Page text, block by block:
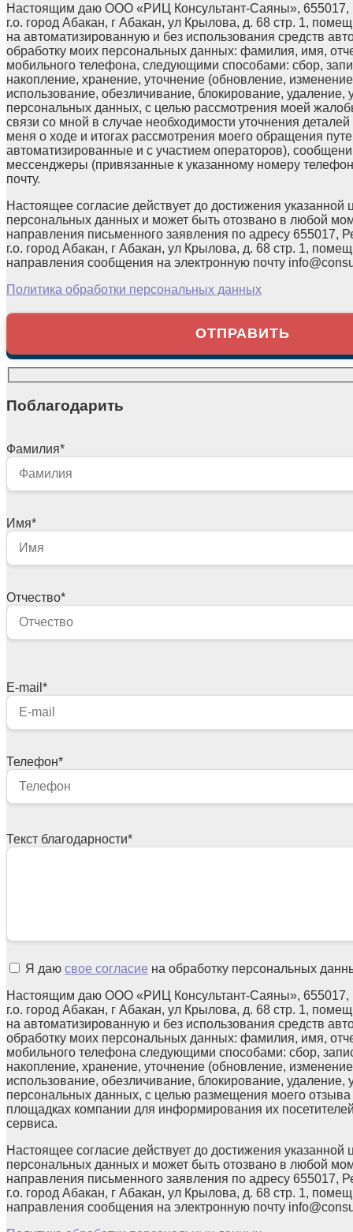
Настоящим даю ООО «РИЦ Консультант-Саяны», 655017,
г.о. город Абакан, г Абакан, ул Крылова, д. 68 стр. 1,
на автоматизированную и без использования средств
обработку моих персональных данных: фамилия, имя,
мобильного телефона, следующими способами: сбор,
накопление, хранение, уточнение (обновление,
использование, обезличивание, блокирование, удаление,
персональных данных, с целью рассмотрения моей
связи со мной в случае необходимости уточнения
меня о ходе и итогах рассмотрения моего обращения
автоматизированные и с участием операторов),
мессенджеры (привязанные к указанному номеру
почту.
Настоящее согласие действует до достижения указанной
персональных данных и может быть отозвано в любой
направления письменного заявления по адресу 655017,
г.о. город Абакан, г Абакан, ул Крылова, д. 68 стр. 1,
направления сообщения на электронную почту
Политика обработки персональных данных
Поблагодарить
Фамилия*
Имя*
Отчество*
E-mail *
Телефон*
Текст благодарности*
Я даю свое согласие на обработку персональных
Настоящим даю ООО «РИЦ Консультант-Саяны», 655017,
г.о. город Абакан, г Абакан, ул Крылова, д. 68 стр. 1,
на автоматизированную и без использования средств
обработку моих персональных данных: фамилия, имя,
мобильного телефона следующими способами: сбор,
накопление, хранение, уточнение (обновление,
использование, обезличивание, блокирование, удаление,
персональных данных, с целью размещения моего
площадках компании для информирования их
сервиса.
Настоящее согласие действует до достижения указанной
персональных данных и может быть отозвано в любой
направления письменного заявления по адресу 655017,
г.о. город Абакан, г Абакан, ул Крылова, д. 68 стр. 1,
направления сообщения на электронную почту